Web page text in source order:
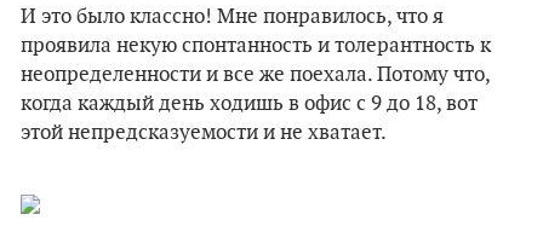
И это было классно! Мне понравилось, что я
проявила некую спонтанность и толерантность к
неопределенности и все же поехала. Потому что,
когда каждый день ходишь в офис с 9 до 18, вот
этой непредсказуемости и не хватает.